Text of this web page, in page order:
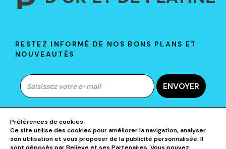
RESTEZ INFORMÉ DE NOS BONS PLANS ET
NOUVEAUTÉS
ENVOYER
A PROPOS DE D&P
Préférences de cookies
Ce site utilise des cookies pour améliorer la navigation, analyser
son utilisation et vous proposer de la publicité personnalisée. Il